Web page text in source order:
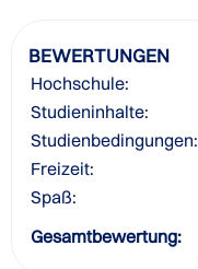
BEWERTUNGEN
Hochschule:
Studieninhalte:
Studienbedingungen:
Freizeit:
Spaß:
Gesamtbewertung: